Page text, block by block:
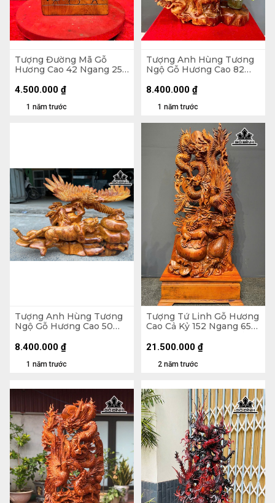
Tượng Đường Mã Gỗ
Hương Cao 42 Ngang 25
1 năm trước
4.500.000 ₫
Tượng Anh Hùng Tương
Ngộ Gỗ Hương Cao 82
1 năm trước
8.400.000 ₫
Tượng Anh Hùng Tương
Ngộ Gỗ Hương Cao 50
(cm)Tượng Anh Hùng
Tương Ngộ Gỗ Hương
Cao 50 Ngang 61 Sâu 36
1 năm trước
8.400.000 ₫
Tượng Tứ Linh Gỗ Hương
Cao Cả Kỷ 152 Ngang 65
Cao 20
2 năm trước
21.500.000 ₫